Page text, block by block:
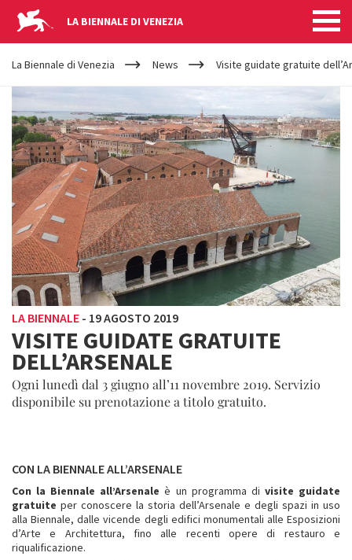
LA BIENNALE DI VENEZIA
YOUR
ARE
HERE
La Biennale di Venezia News Visite guidate gratuite
LA BIENNALE - 19 AGOSTO 2019
VISITE GUIDATE GRATUITE
DELL’ARSENALE
Ogni lunedì dal 3 giugno all’11 novembre 2019. Servizio
disponibile su prenotazione a titolo gratuito.
CON LA BIENNALE ALL’ARSENALE
Con la Biennale all’Arsenale è un programma di visite guidate
gratuite per conoscere la storia dell’Arsenale e degli spazi in uso
alla Biennale, dalle vicende degli edifici monumentali alle Esposizioni
d’Arte e Architettura, fino alle recenti opere di restauro e
riqualificazione.